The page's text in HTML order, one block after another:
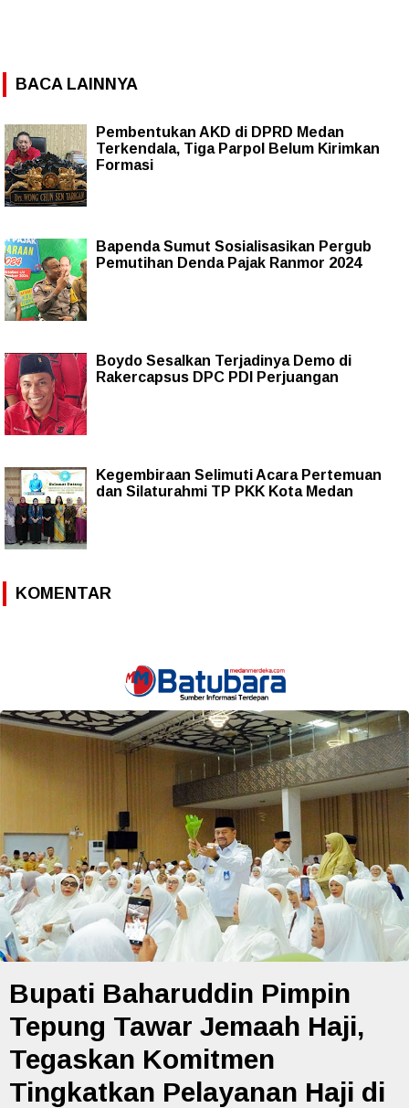
BACA LAINNYA
Pembentukan AKD di DPRD Medan
Terkendala, Tiga Parpol Belum Kirimkan
Formasi
Bapenda Sumut Sosialisasikan Pergub
Pemutihan Denda Pajak Ranmor 2024
Boydo Sesalkan Terjadinya Demo di
Rakercapsus DPC PDI Perjuangan
Kegembiraan Selimuti Acara Pertemuan
dan Silaturahmi TP PKK Kota Medan
KOMENTAR
Bupati Baharuddin Pimpin
Tepung Tawar Jemaah Haji,
Tegaskan Komitmen
Tingkatkan Pelayanan Haji di